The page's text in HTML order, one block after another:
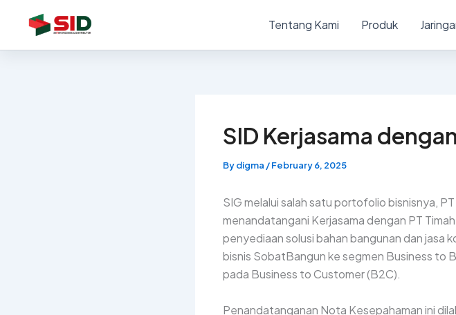
Tentang Kami Produk
SID Kerjasama
Bydigma /February 6, 2025
SIG melalui salah satu portofolio bisnisnya,
menandatangani Kerjasama dengan PT
penyediaan solusi bahan bangunan dan jasa
bisnis SobatBangun ke segmen Business to
pada Business to Customer (B2C).
Penandatanganan Nota Kesepahaman ini